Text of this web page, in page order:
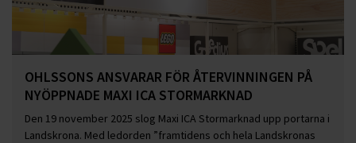
OHLSSONS ANSVARAR FÖR ÅTERVINNINGEN PÅ
NYÖPPNADE MAXI ICA STORMARKNAD
Den 19 november 2025 slog Maxi ICA Stormarknad upp portarna i
Landskrona. Med ledorden ”framtidens och hela Landskronas